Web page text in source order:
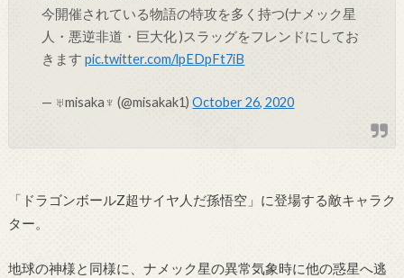
今開催されている物語の特攻を多く持つ(ナメック星
人・悪逆非道・巨大化 )スラッグをフレンドにしてお
きますpic.twitter.com/lpEDpFt7iB
— ♅misaka♆ (@misakak1)October 26, 2020
「ドラゴンボールZ超サイヤ人だ孫悟空」に登場する敵キャラク
ター。
地球の神様と同様に、ナメック星の異常気象時に他の惑星へ逃